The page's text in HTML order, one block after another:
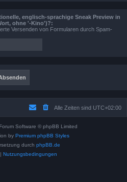
englisch-sprachige Sneak Preview in
ohne '-Kino')?:
Versenden von Formularen durch Spam-
Alle Zeiten sind UTC+02:00
Software © phpBB Limited
by Premium phpBB Styles
durch phpBB.de
Nutzungsbedingungen